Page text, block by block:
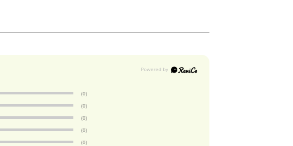
(0)
(0)
(0)
(0)
(0)